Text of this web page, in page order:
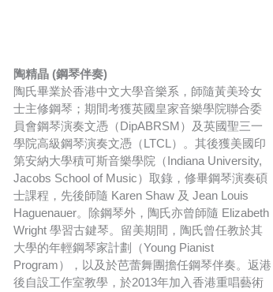
陶精晶 (鋼琴伴奏)
陶氏畢業於香港中文大學音樂系，師隨黃美玲女
士主修鋼琴；期間考獲英國皇家音樂學院聯合委
員會鋼琴演奏文憑（DipABRSM）及英國聖三一
學院高級鋼琴演奏文憑（LTCL）。其後獲美國印
第安納大學積可斯音樂學院（Indiana University,
Jacobs School of Music）取錄，修畢鋼琴演奏碩
士課程，先後師隨 Karen Shaw 及 Jean Louis
Haguenauer。除鋼琴外，陶氏亦曾師隨 Elizabeth
Wright 學習古鍵琴。留美期間，陶氏曾任教於其
大學的年輕鋼琴家計劃（Young Pianist
Program），以及於芭蕾舞團擔任鋼琴伴奏。返港
後自設工作室教學，於2013年加入香港重唱藝術